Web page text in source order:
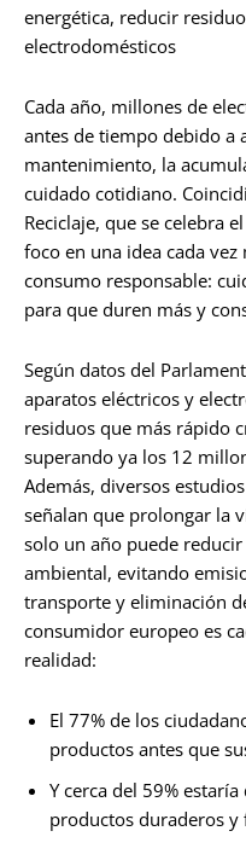
energética, reducir
electrodomésticos
Cada año, millones de
antes de tiempo debido a
mantenimiento, la
cuidado cotidiano.
Reciclaje, que se celebra
foco en una idea cada
consumo responsable:
para que duren más y
Según datos del
aparatos eléctricos y
residuos que más rápido
superando ya los 12
Además, diversos
señalan que prolongar la
solo un año puede
ambiental, evitando
transporte y eliminación
consumidor europeo es
realidad:
El 77% de los
productos antes que
Y cerca del 59%
productos duraderos y